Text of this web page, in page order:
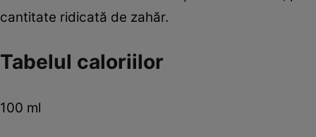
cantitate ridicată de zahăr.
Tabelul caloriilor
100 ml